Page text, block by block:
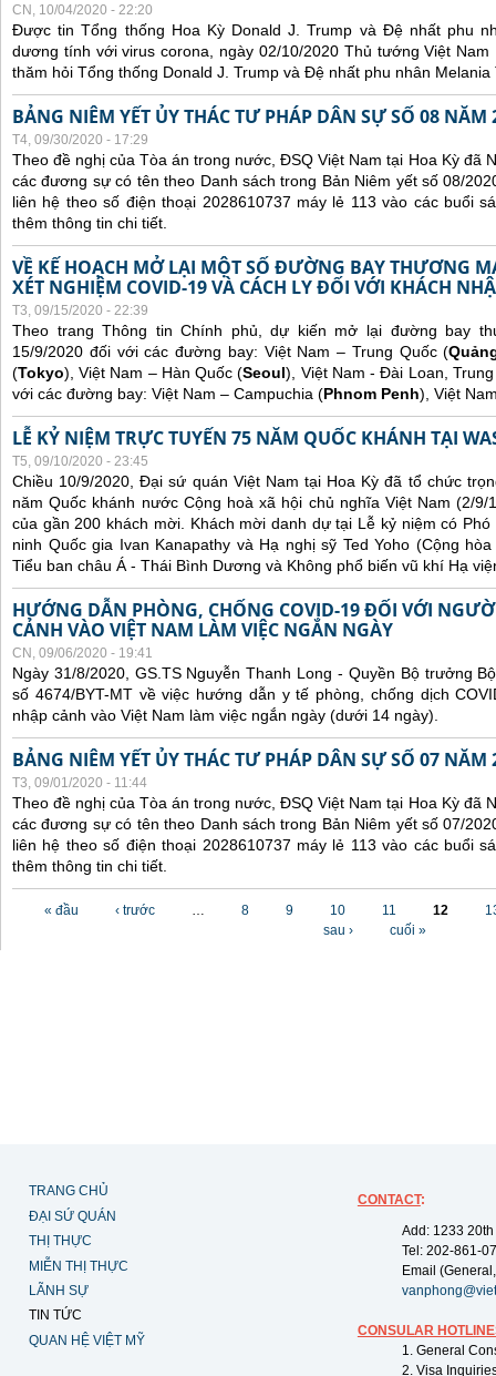
CN, 10/04/2020 - 22:20
Được tin Tổng thống Hoa Kỳ Donald J. Trump và Đệ nhất phu
dương tính với virus corona, ngày 02/10/2020 Thủ tướng Việt Nam
thăm hỏi Tổng thống Donald J. Trump và Đệ nhất phu nhân Melania
BẢNG NIÊM YẾT ỦY THÁC TƯ PHÁP DÂN SỰ SỐ 08 NĂM
T4, 09/30/2020 - 17:29
Theo đề nghị của Tòa án trong nước, ĐSQ Việt Nam tại Hoa Kỳ đã
các đương sự có tên theo Danh sách trong Bản Niêm yết số 08/
liên hệ theo số điện thoại 2028610737 máy lẻ 113 vào các buổi
thêm thông tin chi tiết.
VỀ KẾ HOẠCH MỞ LẠI MỘT SỐ ĐƯỜNG BAY THƯƠNG
XÉT NGHIỆM COVID-19 VÀ CÁCH LY ĐỐI VỚI KHÁCH
T3, 09/15/2020 - 22:39
Theo trang Thông tin Chính phủ, dự kiến mở lại đường bay
15/9/2020 đối với các đường bay: Việt Nam – Trung Quốc (
(Tokyo), Việt Nam – Hàn Quốc (Seoul), Việt Nam - Đài Loan,
với các đường bay: Việt Nam – Campuchia (Phnom Penh), Việt
LỄ KỶ NIỆM TRỰC TUYẾN 75 NĂM QUỐC KHÁNH TẠI
T5, 09/10/2020 - 23:45
Chiều 10/9/2020, Đại sứ quán Việt Nam tại Hoa Kỳ đã tổ chức
năm Quốc khánh nước Cộng hoà xã hội chủ nghĩa Việt Nam (2/
của gần 200 khách mời. Khách mời danh dự tại Lễ kỷ niệm có
ninh Quốc gia Ivan Kanapathy và Hạ nghị sỹ Ted Yoho (Cộng
Tiểu ban châu Á - Thái Bình Dương và Không phổ biến vũ khí Hạ
HƯỚNG DẪN PHÒNG, CHỐNG COVID-19 ĐỐI VỚI
CẢNH VÀO VIỆT NAM LÀM VIỆC NGẮN NGÀY
CN, 09/06/2020 - 19:41
Ngày 31/8/2020, GS.TS Nguyễn Thanh Long - Quyền Bộ trưởng
số 4674/BYT-MT về việc hướng dẫn y tế phòng, chống dịch
nhập cảnh vào Việt Nam làm việc ngắn ngày (dưới 14 ngày).
BẢNG NIÊM YẾT ỦY THÁC TƯ PHÁP DÂN SỰ SỐ 07 NĂM
T3, 09/01/2020 - 11:44
Theo đề nghị của Tòa án trong nước, ĐSQ Việt Nam tại Hoa Kỳ đã
các đương sự có tên theo Danh sách trong Bản Niêm yết số 07/
liên hệ theo số điện thoại 2028610737 máy lẻ 113 vào các buổi
thêm thông tin chi tiết.
Các trang
« đầu ‹ trước … 8 9 10 11 12
sau ›
cuối »
TRANG CHỦ
ĐẠI SỨ QUÁN
THỊ THỰC
MIỄN THỊ THỰC
LÃNH SỰ
TIN TỨC
QUAN HỆ VIỆT MỸ
CONTACT:
Add: 1233
Tel: 202-861-
Email
CONSULAR
1. General
2. Visa